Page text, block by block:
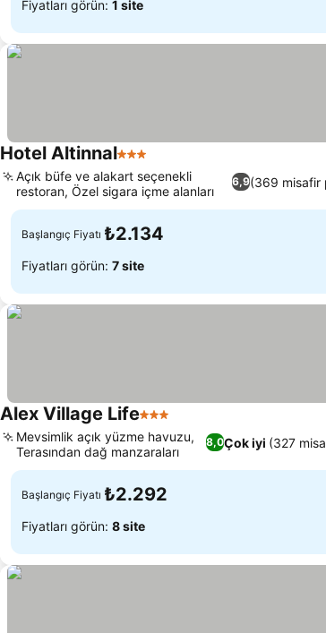
Fiyatları görün: 1 site
Hotel Altinnal3 Yıldız
6,9(369 misafir
Açık büfe ve alakart seçenekli
restoran, Özel sigara içme alanları
Başlangıç Fiyatı ₺2.134
Fiyatları görün: 7 site
Alex Village Life3 Yıldız
8,0Çok iyi (327
Mevsimlik açık yüzme havuzu,
Terasından dağ manzaraları
Başlangıç Fiyatı ₺2.292
Fiyatları görün: 8 site